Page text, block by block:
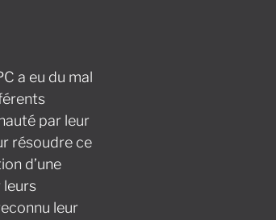
a eu du mal
par leur
résoudre ce
d’une
leur